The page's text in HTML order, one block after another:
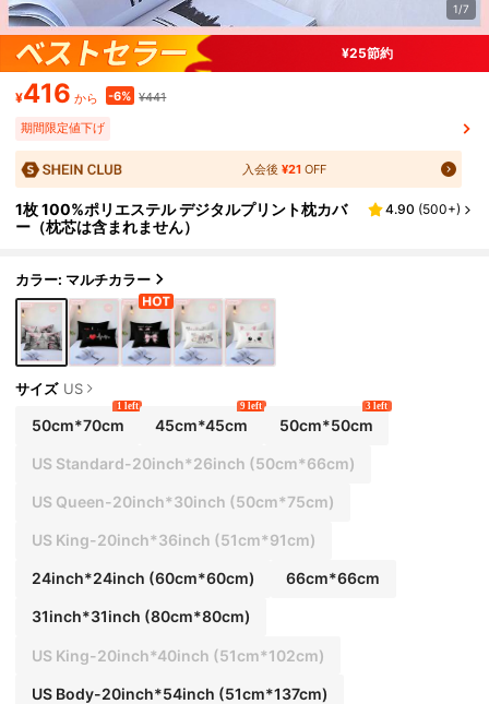
1/7
¥25節約
¥416 から -6% ¥441
期間限定値下げ
入会後¥21 OFF
1枚 100%ポリエステル デジタルプリント枕カバ
ー（枕芯は含まれません）
4.90 (500+)
カラー: マルチカラー
サイズ US
50cm*70cm
1 left
45cm*45cm
9 left
50cm*50cm
3 left
US Standard-20inch*26inch (50cm*66cm)
US Queen-20inch*30inch (50cm*75cm)
US King-20inch*36inch (51cm*91cm)
24inch*24inch (60cm*60cm) 66cm*66cm
31inch*31inch (80cm*80cm)
US King-20inch*40inch (51cm*102cm)
US Body-20inch*54inch (51cm*137cm)